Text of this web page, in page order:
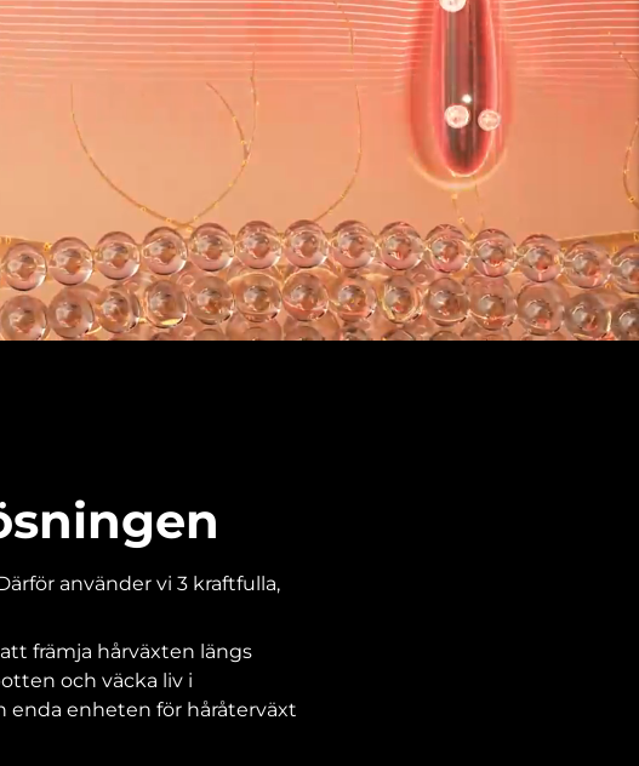
använder vi 3 kraftfulla,
främja hårväxten längs
och väcka liv i
enda enheten för håråterväxt
Mina prenumerationer